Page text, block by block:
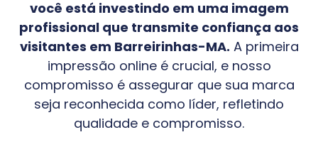
você está investindo em uma imagem
profissional que transmite confiança aos
visitantes em Barreirinhas-MA. A primeira
impressão online é crucial, e nosso
compromisso é assegurar que sua marca
seja reconhecida como líder, refletindo
qualidade e compromisso.